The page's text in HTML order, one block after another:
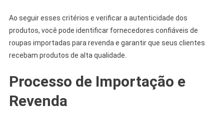
Ao seguir esses critérios e verificar a autenticidade dos
produtos, você pode identificar fornecedores confiáveis de
roupas importadas para revenda e garantir que seus clientes
recebam produtos de alta qualidade.
Processo de Importação e
Revenda